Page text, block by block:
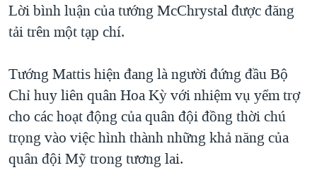
Lời bình luận của tướng McChrystal được đăng
tải trên một tạp chí.
Tướng Mattis hiện đang là người đứng đầu Bộ
Chỉ huy liên quân Hoa Kỳ với nhiệm vụ yểm trợ
cho các hoạt động của quân đội đồng thời chú
trọng vào việc hình thành những khả năng của
quân đội Mỹ trong tương lai.